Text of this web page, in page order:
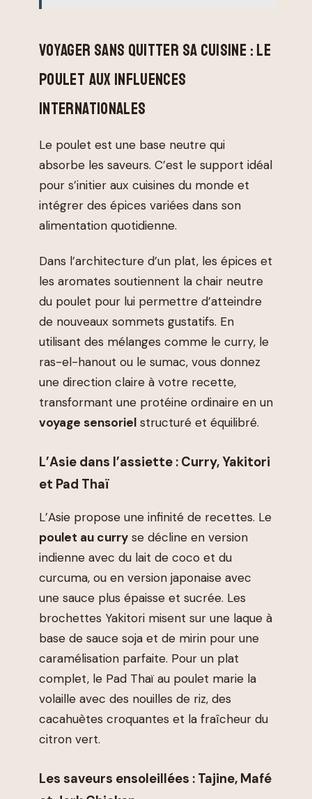
VOYAGER SANS QUITTER SA CUISINE : LE
POULET AUX INFLUENCES
INTERNATIONALES
Le poulet est une base neutre qui
absorbe les saveurs. C’est le support idéal
pour s’initier aux cuisines du monde et
intégrer des épices variées dans son
alimentation quotidienne.
Dans l’architecture d’un plat, les épices et
les aromates soutiennent la chair neutre
du poulet pour lui permettre d’atteindre
de nouveaux sommets gustatifs. En
utilisant des mélanges comme le curry, le
ras-el-hanout ou le sumac, vous donnez
une direction claire à votre recette,
transformant une protéine ordinaire en un
voyage sensoriel structuré et équilibré.
L’Asie dans l’assiette : Curry, Yakitori
et Pad Thaï
L’Asie propose une infinité de recettes. Le
poulet au curry se décline en version
indienne avec du lait de coco et du
curcuma, ou en version japonaise avec
une sauce plus épaisse et sucrée. Les
brochettes Yakitori misent sur une laque à
base de sauce soja et de mirin pour une
caramélisation parfaite. Pour un plat
complet, le Pad Thaï au poulet marie la
volaille avec des nouilles de riz, des
cacahuètes croquantes et la fraîcheur du
citron vert.
Les saveurs ensoleillées : Tajine, Mafé